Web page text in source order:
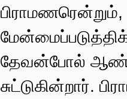
தேவன்போல்
சுட்டுகின்றார்.